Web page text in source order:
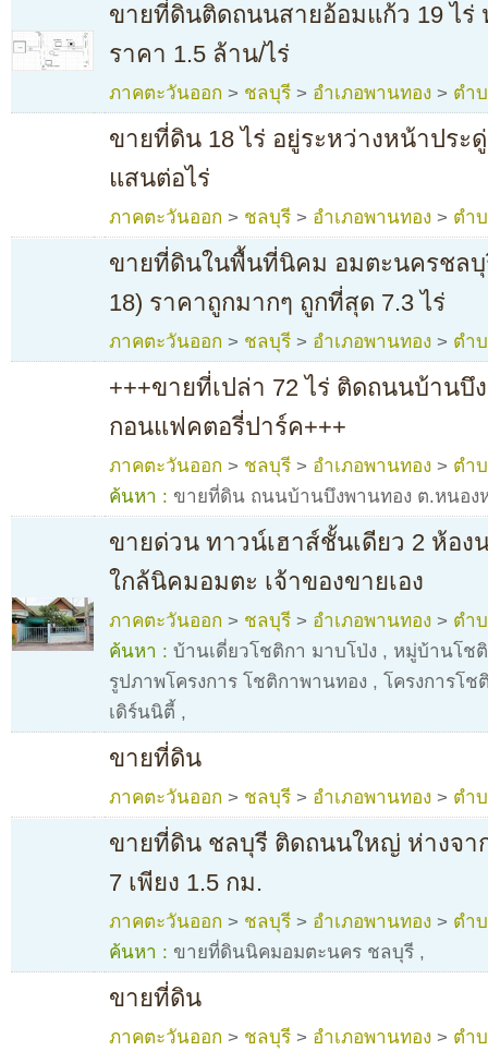
ขายที่ดินติดถนนสายอ้อมแก้ว 19 ไร่
ราคา 1.5 ล้าน/ไร่
ภาคตะวันออก > ชลบุรี > อำเภอพานทอง > ตำ
ขายที่ดิน 18 ไร่ อยู่ระหว่างหน้าประ
แสนต่อไร่
ภาคตะวันออก > ชลบุรี > อำเภอพานทอง > ตำ
ขายที่ดินในพื้นที่นิคม อมตะนครชลบุ
18) ราคาถูกมากๆ ถูกที่สุด 7.3 ไร่
ภาคตะวันออก > ชลบุรี > อำเภอพานทอง > ตำ
+++ขายที่เปล่า 72 ไร่ ติดถนนบ้านบึ
กอนแฟคตอรี่ปาร์ค+++
ภาคตะวันออก > ชลบุรี > อำเภอพานทอง > ตำ
ค้นหา : ขายที่ดิน ถนนบ้านบึงพานทอง ต.หนอง
ขายด่วน ทาวน์เฮาส์ชั้นเดียว 2 ห้อ
ใกล้นิคมอมตะ เจ้าของขายเอง
ภาคตะวันออก > ชลบุรี > อำเภอพานทอง > ตำ
ค้นหา : บ้านเดี่ยวโชติกา มาบโป่ง , หมู่บ้านโชติ
รูปภาพโครงการ โชติกาพานทอง , โครงการโช
เดิร์นนิตี้ ,
ขายที่ดิน
ภาคตะวันออก > ชลบุรี > อำเภอพานทอง > ตำ
ขายที่ดิน ชลบุรี ติดถนนใหญ่ ห่างจา
7 เพียง 1.5 กม.
ภาคตะวันออก > ชลบุรี > อำเภอพานทอง > ตำ
ค้นหา : ขายที่ดินนิคมอมตะนคร ชลบุรี ,
ขายที่ดิน
ภาคตะวันออก > ชลบุรี > อำเภอพานทอง > ตำ